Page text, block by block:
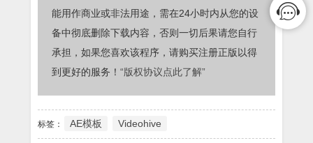
能用作商业或非法用途，需在24小时内从您的设
备中彻底删除下载内容，否则一切后果请您自行
承担，如果您喜欢该程序，请购买注册正版以得
到更好的服务！ “版权协议点此了解”
标签： AE模板 Videohive